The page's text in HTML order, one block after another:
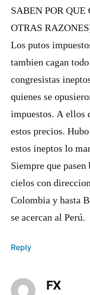
SABEN POR QUE
OTRAS
Los putos
tambien cagan
congresistas
quienes se
impuestos. A ellos
estos precios.
estos ineptos lo
Siempre que pasen
cielos con
Colombia y hasta
se acercan al Perú.
Reply
FX